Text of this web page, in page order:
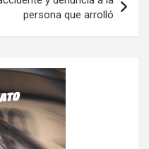
persona que arrolló